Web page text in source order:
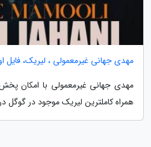
مهدی جهانی غیرمعمولی ، لیریک، فایل
همراه کاملترین لیریک موجود در گوگل